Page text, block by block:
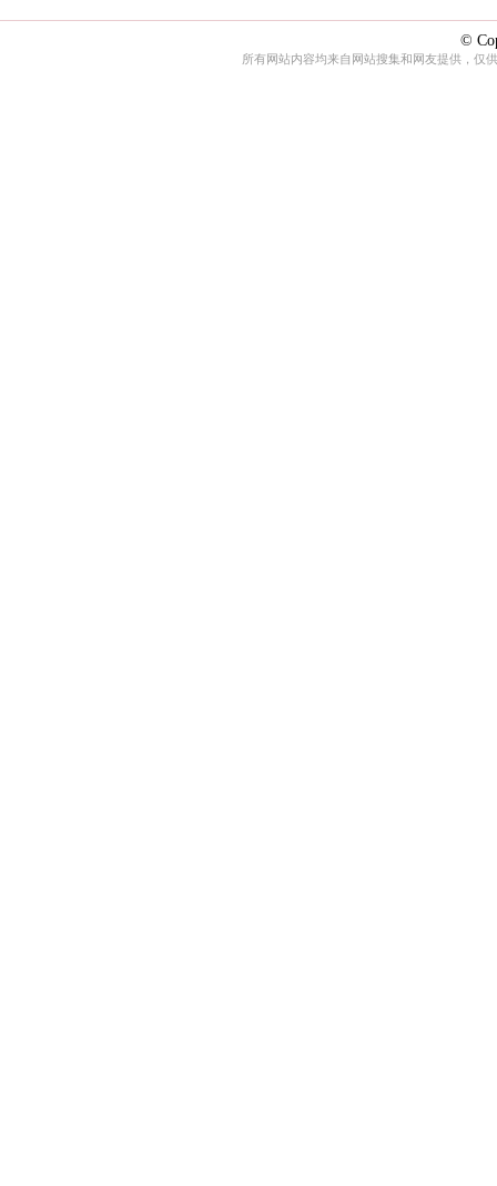
©
所有网站内容均来自网站搜集和网友提供，仅